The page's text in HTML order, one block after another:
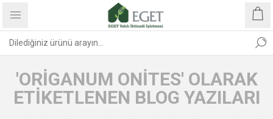
'ORIGANUM ONITES' OLARAK
ETIKETLENEN BLOG YAZILARI